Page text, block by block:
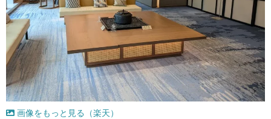
画像をもっと見る（楽天）